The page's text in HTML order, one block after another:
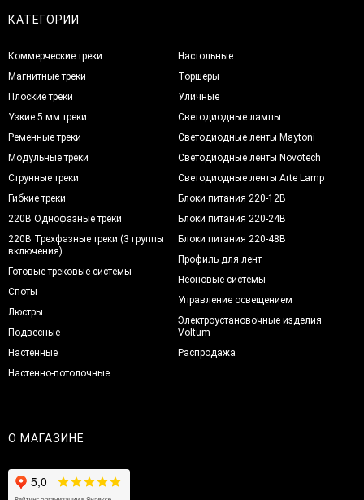
КАТЕГОРИИ
Коммерческие треки
Магнитные треки
Плоские треки
Узкие 5 мм треки
Ременные треки
Модульные треки
Струнные треки
Гибкие треки
220В Однофазные треки
220В Трехфазные треки (3 группы
включения)
Готовые трековые системы
Споты
Люстры
Подвесные
Настенные
Настенно-потолочные
Настольные
Торшеры
Уличные
Светодиодные лампы
Светодиодные ленты Maytoni
Светодиодные ленты Novotech
Светодиодные ленты Arte Lamp
Блоки питания 220-12В
Блоки питания 220-24В
Блоки питания 220-48В
Профиль для лент
Неоновые системы
Управление освещением
Электроустановочные изделия
Voltum
Распродажа
О МАГАЗИНЕ